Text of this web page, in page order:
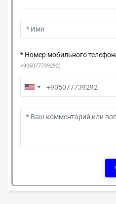
* Номер мобильного
+905077739292)